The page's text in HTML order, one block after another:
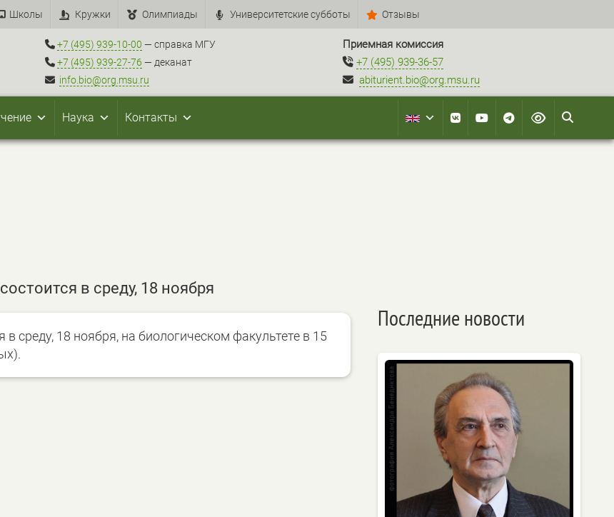
Школы Кружки Олимпиады Университетские субботы Отзывы
+7 (495) 939-10-00 — справка МГУ
+7 (495) 939-27-76 — деканат
info.bio@org.msu.ru
Приемная комиссия
+7 (495) 939-36-57
abiturient.bio@org.msu.ru
Наука Контакты
в среду, 18 ноября
среду, 18 ноября, на биологическом факультете в 15
Последние новости